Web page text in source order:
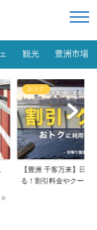
観光 豊洲市場
おトク
【豊洲 千客万来】日帰
る！割引料金やクーポ...